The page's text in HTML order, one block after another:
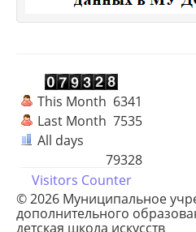
This Month
Last Month
All days
6341
7535
79328
Visitors Counter
© 2026 Муниципальное
дополнительного
детская школа искусств